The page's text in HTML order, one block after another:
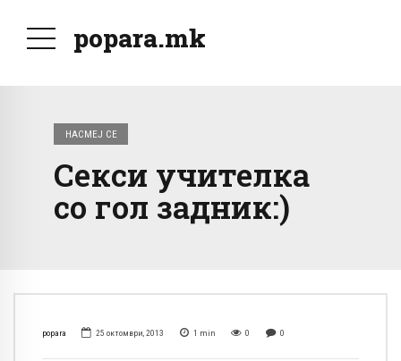
popara.mk
НАСМЕЈ СЕ
Секси учителка
со гол задник:)
popara 25 октомври, 2013 1 min 0 0